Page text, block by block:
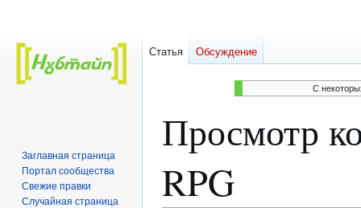
C
Просмотр
RPG
Статья Обсуждение
Заглавная страница
Портал сообщества
Свежие правки
Случайная страница